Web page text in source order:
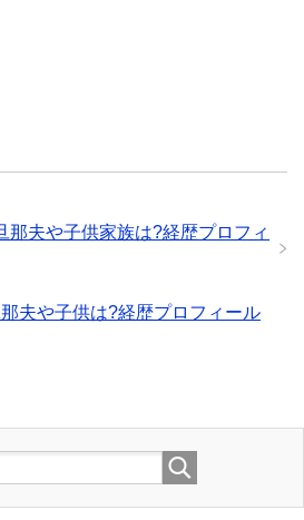
那夫や子供家族は?経歴プロフィ
夫や子供は?経歴プロフィール